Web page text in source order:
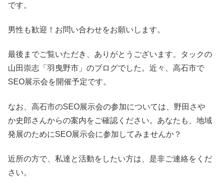
です。
男性も歓迎！お問い合わせをお願いします。
最後までご覧いただき、ありがとうございます。タックの
山田崇志「羽曳野市」のブログでした。近々、高石市で
SEO展示会を開催予定です。
なお、高石市のSEO展示会の参加については、野田さや
か史郎さんからの案内をご確認ください。あなたも、地域
発展のためにSEO展示会に参加してみませんか？
近所の方で、私達と活動をしたい方は、是非ご連絡をくだ
さい。